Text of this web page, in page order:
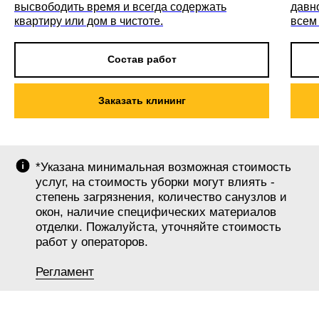
высвободить время и всегда содержать
квартиру или дом в чистоте.
Состав работ
Заказать клининг
всем
*Указана минимальная возможная стоимость
услуг, на стоимость уборки могут влиять -
степень загрязнения, количество санузлов и
окон, наличие специфических материалов
отделки. Пожалуйста, уточняйте стоимость
работ у операторов.
Регламент